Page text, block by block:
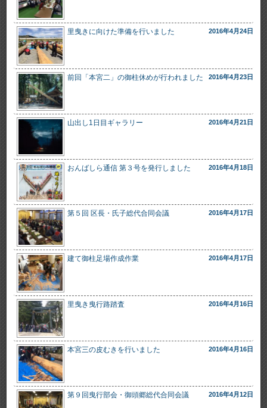
里曳きに向けた準備を行いました 2016年4月24日
前回「本宮二」の御柱休めが行われました 2016年4月23日
山出し1日目ギャラリー 2016年4月21日
おんばしら通信 第３号を発行しました 2016年4月18日
第５回 区長・氏子総代合同会議 2016年4月17日
建て御柱足場作成作業 2016年4月17日
里曳き曳行路踏査 2016年4月16日
本宮三の皮むきを行いました 2016年4月16日
第９回曳行部会・御頭郷総代合同会議 2016年4月12日